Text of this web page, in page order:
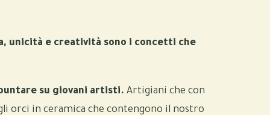
unicità e creatività sono i concetti che
su giovani artisti. Artigiani che con
orci in ceramica che contengono il nostro